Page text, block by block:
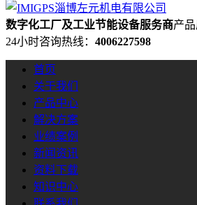
数字化工厂及工业节能设备服务商产
24小时咨询热线： 4006227598
首页
关于我们
产品中心
解决方案
业绩案例
新闻资讯
资料下载
知识中心